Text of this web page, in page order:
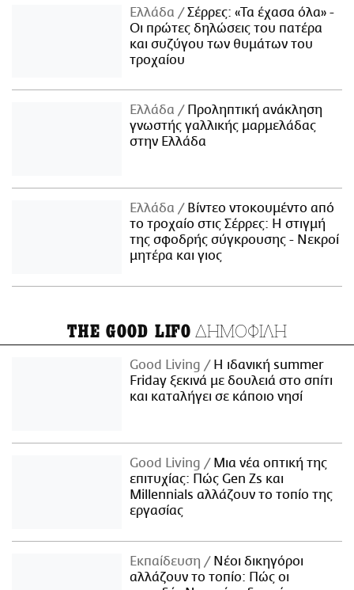
Ελλάδα
Σέρρες: «Τα έχασα όλα» -
Οι πρώτες δηλώσεις του πατέρα
και συζύγου των θυμάτων του
τροχαίου
Ελλάδα
Προληπτική ανάκληση
γνωστής γαλλικής μαρμελάδας
στην Ελλάδα
Ελλάδα
Βίντεο ντοκουμέντο από
το τροχαίο στις Σέρρες: Η στιγμή
της σφοδρής σύγκρουσης - Νεκροί
μητέρα και γιος
THE GOOD LIFO ΔΗΜΟΦΙΛΗ
Good Living
Η ιδανική summer
Friday ξεκινά με δουλειά στο σπίτι
και καταλήγει σε κάποιο νησί
Good Living
Μια νέα οπτική της
επιτυχίας: Πώς Gen Zs και
Millennials αλλάζουν το τοπίο της
εργασίας
Εκπαίδευση
Νέοι δικηγόροι
αλλάζουν το τοπίο: Πώς οι